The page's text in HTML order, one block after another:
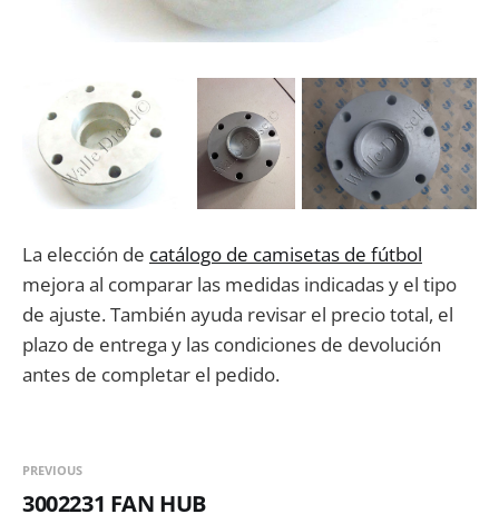
La elección de catálogo de camisetas de fútbol
mejora al comparar las medidas indicadas y el tipo
de ajuste. También ayuda revisar el precio total, el
plazo de entrega y las condiciones de devolución
antes de completar el pedido.
PREVIOUS
3002231 FAN HUB